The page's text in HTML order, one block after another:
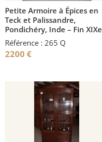
Petite Armoire à Épices en
Teck et Palissandre,
Pondichéry, Inde – Fin XIXe
Référence : 265 Q
2200 €